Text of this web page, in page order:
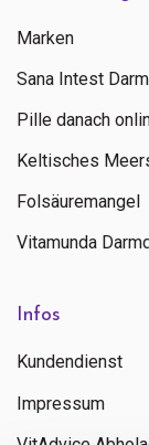
Mo - Fr:
Marken
Sana Intest
Pille danach
Keltisches
Folsäuremangel
Vitamunda
Infos
Kundendienst
Impressum